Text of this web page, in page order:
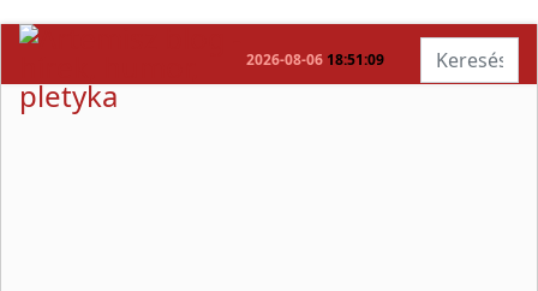
2026-08-06 18:51:10 Keresés...